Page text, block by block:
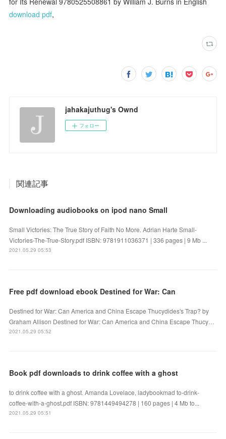
download pdf,
jahakajuthug's Ownd
フォロー
関連記事
Downloading audiobooks on ipod nano Small
Small Victories: The True Story of Faith No More. Adrian Harte Small-
Victories-The-True-Story.pdf ISBN: 9781911036371 | 336 pages | 9 Mb ...
2021.05.29 05:53
Free pdf download ebook Destined for War: Can
Destined for War: Can America and China Escape Thucydides's Trap? by
Graham Allison Destined for War: Can America and China Escape Thucy…
2021.05.29 05:52
Book pdf downloads to drink coffee with a ghost
to drink coffee with a ghost. Amanda Lovelace, ladybookmad to-drink-
coffee-with-a-ghost.pdf ISBN: 9781449494278 | 160 pages | 4 Mb to...
2021.05.29 05:51